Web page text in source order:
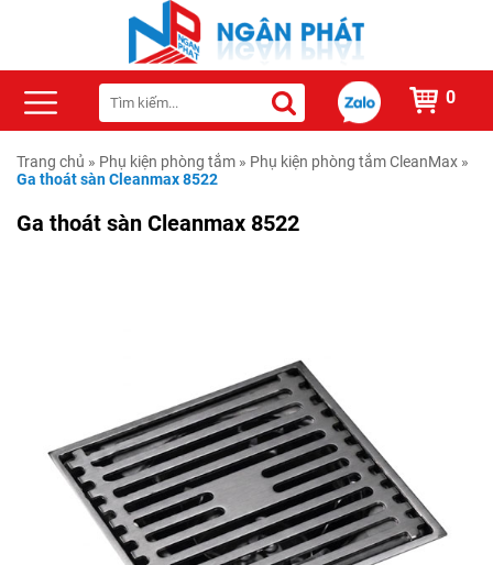
0
Trang chủ » Phụ kiện phòng tắm » Phụ kiện phòng tắm CleanMax »
Ga thoát sàn Cleanmax 8522
Ga thoát sàn Cleanmax 8522